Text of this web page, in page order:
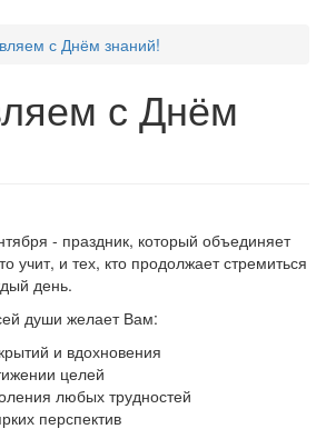
с Днём знаний!
с Днём
- праздник, который объединяет
учит, и тех, кто продолжает стремиться
день.
души желает Вам:
и вдохновения
целей
любых трудностей
перспектив